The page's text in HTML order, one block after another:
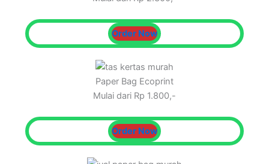
Order Now
Paper Bag Ecoprint
Mulai dari Rp 1.800,-
Order Now